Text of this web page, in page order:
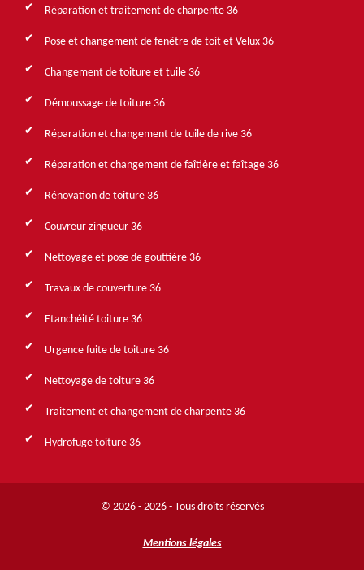
Réparation et traitement de charpente 36
Pose et changement de fenêtre de toit et Velux 36
Changement de toiture et tuile 36
Démoussage de toiture 36
Réparation et changement de tuile de rive 36
Réparation et changement de faîtière et faîtage 36
Rénovation de toiture 36
Couvreur zingueur 36
Nettoyage et pose de gouttière 36
Travaux de couverture 36
Etanchéité toiture 36
Urgence fuite de toiture 36
Nettoyage de toiture 36
Traitement et changement de charpente 36
Hydrofuge toiture 36
© 2026 - 2026 - Tous droits réservés
Mentions légales